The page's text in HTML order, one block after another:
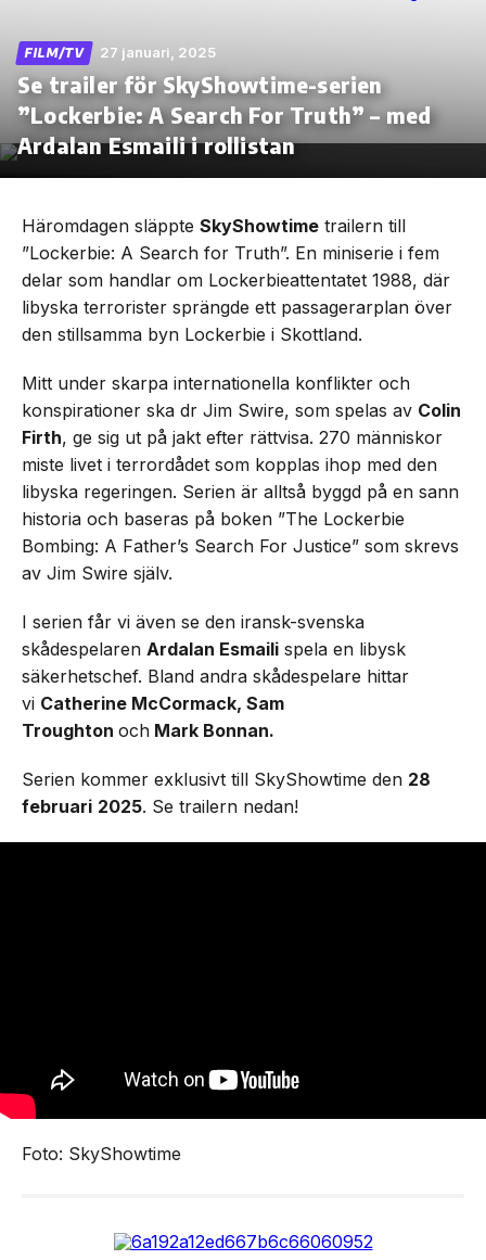
Skip
the
FILM/TV 27 januari, 2025
Se trailer för SkyShowtime-serien
”Lockerbie: A Search For Truth” – med
Ardalan Esmaili i rollistan
Häromdagen släppte SkyShowtime trailern till
”Lockerbie: A Search for Truth”. En miniserie i fem
delar som handlar om Lockerbieattentatet 1988, där
libyska terrorister sprängde ett passagerarplan över
den stillsamma byn Lockerbie i Skottland.
Mitt under skarpa internationella konflikter och
konspirationer ska dr Jim Swire, som spelas av Colin
Firth, ge sig ut på jakt efter rättvisa. 270 människor
miste livet i terrordådet som kopplas ihop med den
libyska regeringen. Serien är alltså byggd på en sann
historia och baseras på boken ”The Lockerbie
Bombing: A Father’s Search For Justice” som skrevs
av Jim Swire själv.
I serien får vi även se den iransk-svenska
skådespelaren Ardalan Esmaili spela en libysk
säkerhetschef. Bland andra skådespelare hittar
vi Catherine McCormack, Sam
Troughton och Mark Bonnan.
Serien kommer exklusivt till SkyShowtime den 28
februari 2025. Se trailern nedan!
Foto: SkyShowtime